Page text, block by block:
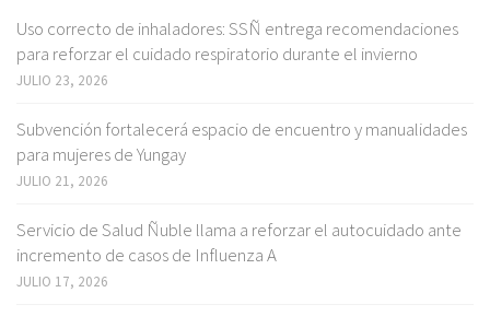
Uso correcto de inhaladores: SSÑ entrega recomendaciones
para reforzar el cuidado respiratorio durante el invierno
JULIO 23, 2026
Subvención fortalecerá espacio de encuentro y manualidades
para mujeres de Yungay
JULIO 21, 2026
Servicio de Salud Ñuble llama a reforzar el autocuidado ante
incremento de casos de Influenza A
JULIO 17, 2026